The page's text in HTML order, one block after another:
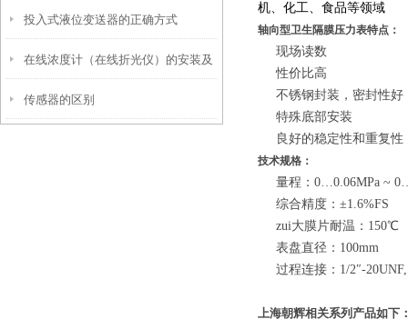
投入式液位变送器的正确方式
在线浓度计（在线折光仪）的安装及
使用
传感器的区别
机、化工、食品等领域
轴向型卫生隔膜压力表特点：
现场读数
性价比高
不锈钢封装，密封性好
特殊底部安装
良好的稳定性和重复性
技术规格：
量程：0…0.06MPa ~
综合精度：±1.6%FS
zui大膜片耐温：150℃
表盘直径：100mm
过程连接：1/2″-20UNF,
上海朝辉相关系列产品如下